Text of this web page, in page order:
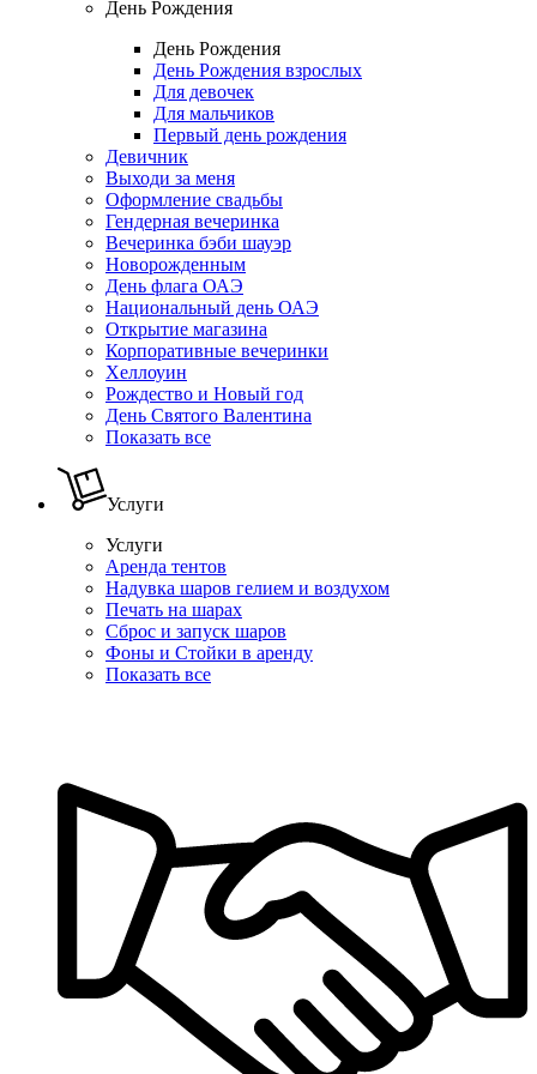
День Рождения
День Рождения
День Рождения взрослых
Для девочек
Для мальчиков
Первый день рождения
Девичник
Выходи за меня
Оформление свадьбы
Гендерная вечеринка
Вечеринка бэби шауэр
Новорожденным
День флага ОАЭ
Национальный день ОАЭ
Открытие магазина
Корпоративные вечеринки
Хеллоуин
Рождество и Новый год
День Святого Валентина
Показать все
Услуги
Услуги
Аренда тентов
Надувка шаров гелием и воздухом
Печать на шарах
Сброс и запуск шаров
Фоны и Стойки в аренду
Показать все